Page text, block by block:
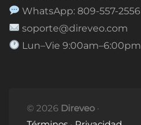
WhatsApp: 809-557-2556
soporte@direveo.com
Lun–Vie 9:00am–6:00pm
© 2026 Direveo ·